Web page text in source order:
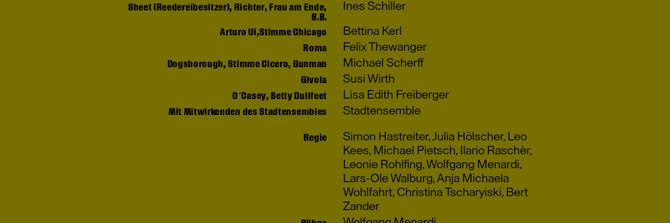
Sheet (Reedereibesitzer), Richter, Frau am Ende,
B.B.
Ines Schiller
Arturo Ui,Stimme Chicago
Bettina Kerl
Roma
Felix Thewanger
Dogsborough, Stimme Cicero, Gunman
Michael Scherff
Givola
Susi Wirth
O´Casey, Betty Dullfeet
Lisa Edith Freiberger
Mit Mitwirkenden des Stadtensembles
Stadtensemble
Regie Simon Hastreiter,Julia Hölscher, Leo
Kees, Michael Pietsch, Ilario Raschèr,
Leonie Rohlfing,Wolfgang Menardi,
Lars-Ole Walburg,Anja Michaela
Wohlfahrt, Christina Tscharyiski, Bert
Zander